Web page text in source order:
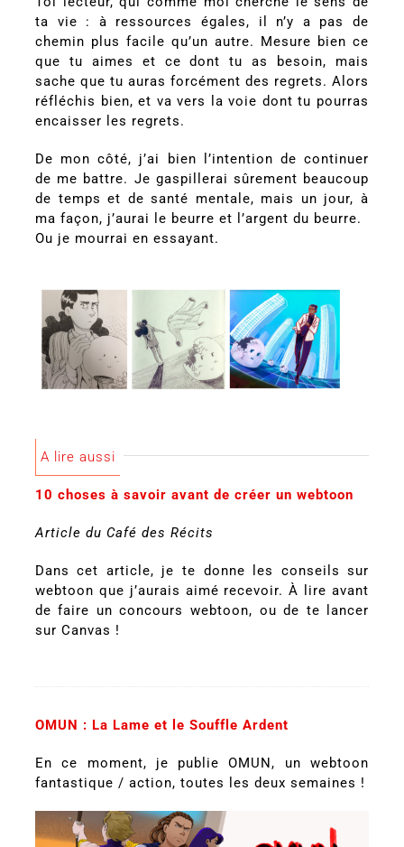
ta vie : à ressources égales, il n’y a pas de
chemin plus facile qu’un autre. Mesure bien ce
que tu aimes et ce dont tu as besoin, mais
sache que tu auras forcément des regrets. Alors
réfléchis bien, et va vers la voie dont tu pourras
encaisser les regrets.
De mon côté, j’ai bien l’intention de continuer
de me battre. Je gaspillerai sûrement beaucoup
de temps et de santé mentale, mais un jour, à
ma façon, j’aurai le beurre et l’argent du beurre.
Ou je mourrai en essayant.
A lire aussi
10 choses à savoir avant de créer un webtoon
Article du Café des Récits
Dans cet article, je te donne les conseils sur
webtoon que j’aurais aimé recevoir. À lire avant
de faire un concours webtoon, ou de te lancer
sur Canvas !
OMUN : La Lame et le Souffle Ardent
En ce moment, je publie OMUN, un webtoon
fantastique / action, toutes les deux semaines !